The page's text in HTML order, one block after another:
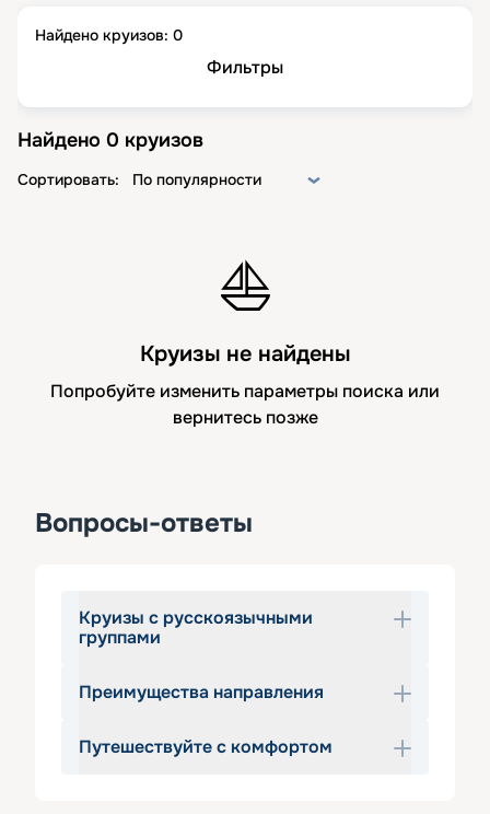
Найдено круизов: 0
Фильтры
Найдено 0 круизов
Сортировать: По популярности
⛵
Круизы не найдены
Попробуйте изменить параметры поиска или
вернитесь позже
Вопросы-ответы
Круизы с русскоязычными
группами
которые опасаются языкового
Преимущества направления
Во всем мире морские круизы
Путешествуйте с комфортом